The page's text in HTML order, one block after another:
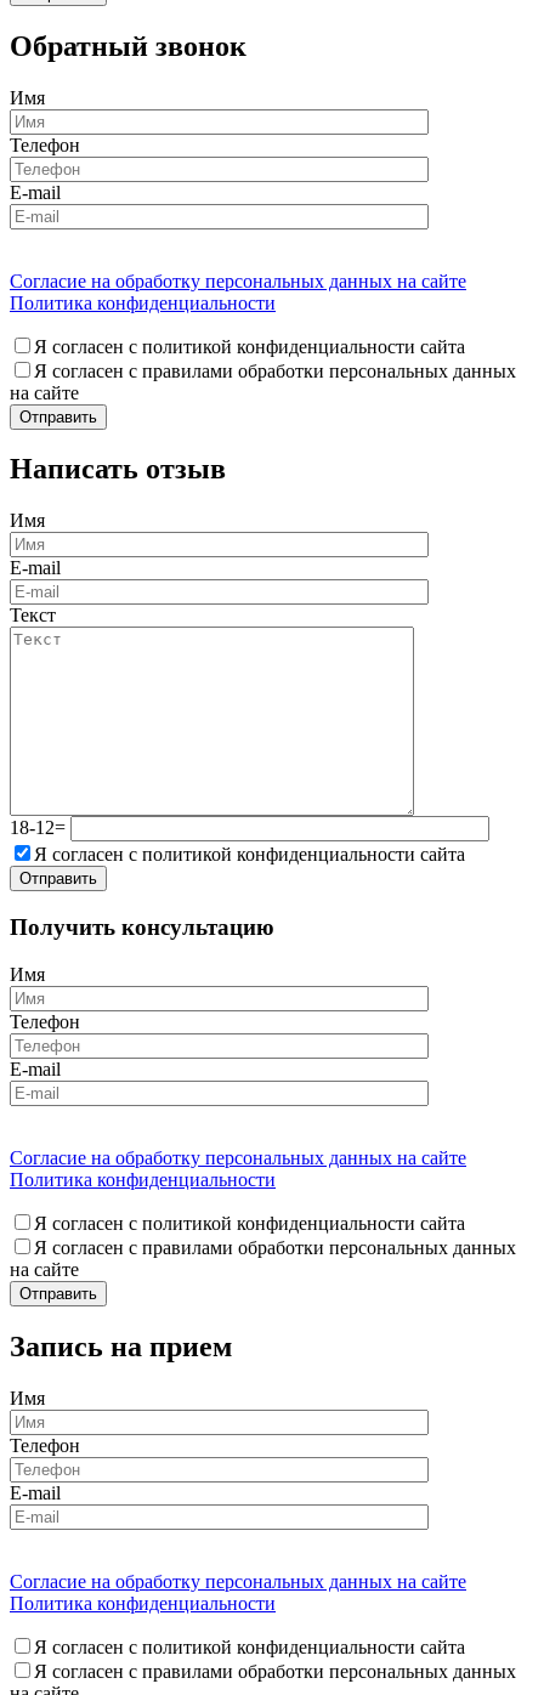
Обратный звонок
Имя
Телефон
E-mail
Согласие на обработку персональных данных на сайте
Политика конфиденциальности
Я согласен с политикой конфиденциальности сайта
Я согласен с правилами обработки персональных данных
на сайте
Написать отзыв
Имя
E-mail
Текст
18-12=
Я согласен с политикой конфиденциальности сайта
Получить консультацию
Имя
Телефон
E-mail
Согласие на обработку персональных данных на сайте
Политика конфиденциальности
Я согласен с политикой конфиденциальности сайта
Я согласен с правилами обработки персональных данных
на сайте
Запись на прием
Имя
Телефон
E-mail
Согласие на обработку персональных данных на сайте
Политика конфиденциальности
Я согласен с политикой конфиденциальности сайта
Я согласен с правилами обработки персональных данных